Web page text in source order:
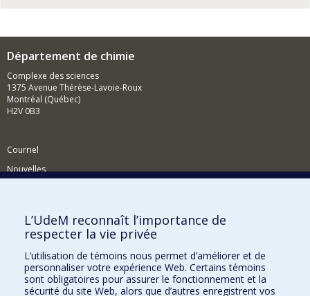
Département de chimie
Complexe des sciences
1375 Avenue Thérèse-Lavoie-Roux
Montréal (Québec)
H2V 0B3
Courriel
Nouvelles
Comment soutenir le Département?
BESOIN D'AIDE?
Plan du site
Signaler une erreur
L’UdeM reconnaît l’importance de
respecter la vie privée
L’utilisation de témoins nous permet d’améliorer et de
personnaliser votre expérience Web. Certains témoins
sont obligatoires pour assurer le fonctionnement et la
sécurité du site Web, alors que d’autres enregistrent vos